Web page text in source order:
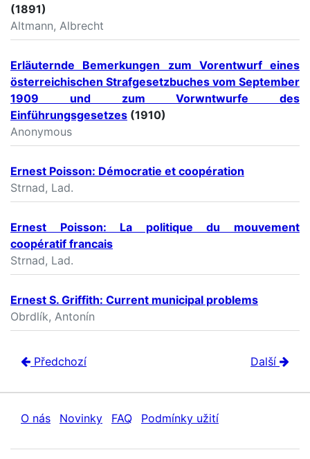
(1891)
Altmann, Albrecht
Erläuternde Bemerkungen zum Vorentwurf eines
österreichischen Strafgesetzbuches vom September
1909 und zum Vorwntwurfe des
Einführungsgesetzes (1910)
Anonymous
Ernest Poisson: Démocratie et coopération
Strnad, Lad.
Ernest Poisson: La politique du mouvement
coopératif francais
Strnad, Lad.
Ernest S. Griffith: Current municipal problems
Obrdlík, Antonín
Předchozí Další
O nás Novinky FAQ Podmínky užití